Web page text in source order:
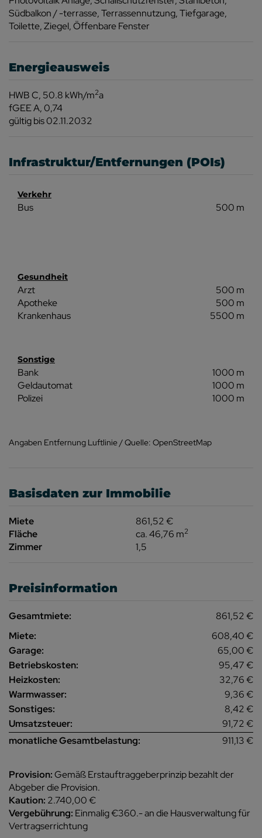
Südbalkon / -terrasse Terrassennutzung Tiefgarage
Toilette Ziegel Öffenbare Fenster
Energieausweis
HWBC, 50.8 kWh/m2a
fGEEA, 0,74
gültig bis02.11.2032
Infrastruktur/Entfernungen (POIs)
Verkehr
Bus 500 m
Gesundheit
Arzt
500 m
Apotheke
500 m
Krankenhaus
5500 m
Sonstige
Bank
1000 m
Geldautomat
1000 m
Polizei
1000 m
Angaben Entfernung Luftlinie / Quelle: OpenStreetMap
Basisdaten zur Immobilie
Miete
861,52 €
Fläche
ca. 46,76 m2
Zimmer 1,5
Preisinformation
Gesamtmiete:
861,52 €
Miete:
608,40 €
Garage:
65,00 €
Betriebskosten:
95,47 €
Heizkosten:
32,76 €
Warmwasser:
9,36 €
Sonstiges:
8,42 €
Umsatzsteuer:
91,72 €
monatliche Gesamtbelastung:
911,13 €
Provision:Gemäß Erstauftraggeberprinzip bezahlt der
Abgeber die Provision.
Kaution: 2.740,00 €
Vergebührung: Einmalig €360.- an die Hausverwaltung für
Vertragserrichtung